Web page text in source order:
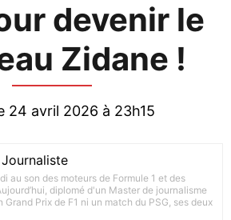
devenir le
Zidane !
24 avril 2026 à 23h15
Journaliste
au son des moteurs de Formule 1 et des
diplomé d'un Master de journalisme
Prix de F1 ni un match du PSG, ses deux